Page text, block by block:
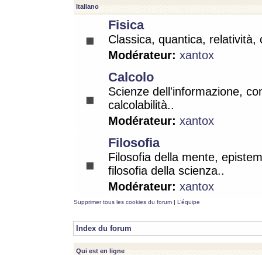
Italiano
Fisica
Classica, quantica, relatività,
Modérateur: xantox
Calcolo
Scienze dell'informazione,
calcolabilità..
Modérateur: xantox
Filosofia
Filosofia della mente,
filosofia della scienza..
Modérateur: xantox
Supprimer tous les cookies du forum | L’équipe
Index du forum
Qui est en ligne